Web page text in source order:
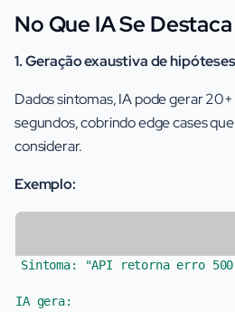
No Que IA Se
1. Geração exaustiva de hipóteses
Dados sintomas, IA pode gerar
segundos, cobrindo edge cases
considerar.
Exemplo:
Sintoma: "API retorna erro
IA gera: